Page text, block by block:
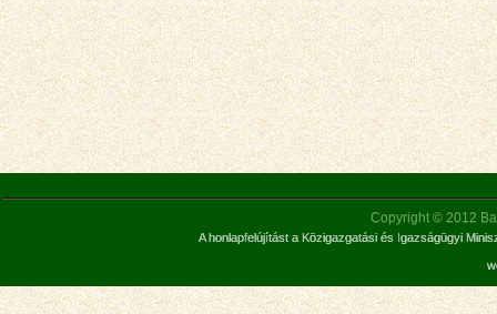
Copyright © 2012
A honlapfelújítást a Közigazgatási és Igazságügyi